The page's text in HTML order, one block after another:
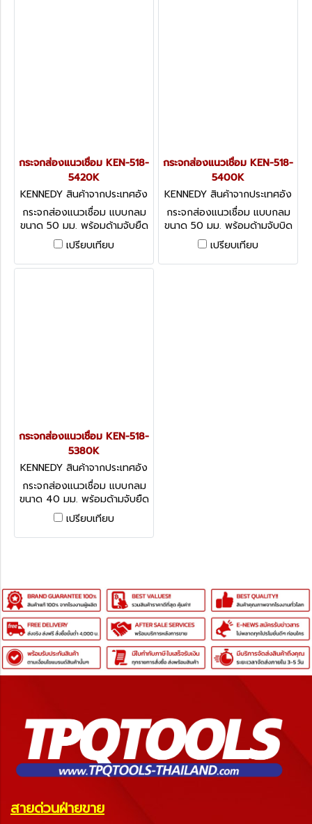
กระจกส่องแนวเชื่อม KEN-518-
5420K
KENNEDY สินค้าจากประเทศอัง
กฤษ KEN-518-5420K
กระจกส่องแนวเชื่อม แบบกลม
ขนาด 50 มม. พร้อมด้ามจับยืด
หดได้ KENNEDY ADJ
TELESCOPIC 2" DIA
INSPECTION MIRROR
เปรียบเทียบ
กระจกส่องแนวเชื่อม KEN-518-
5400K
KENNEDY สินค้าจากประเทศอัง
กฤษ KEN-518-5400K
กระจกส่องแนวเชื่อม แบบกลม
ขนาด 50 มม. พร้อมด้ามจับบิด
ดัดได้ KENNEDY FLEXIBLE
STEM 2" DIA INSPECTION
MIRROR
เปรียบเทียบ
กระจกส่องแนวเชื่อม KEN-518-
5380K
KENNEDY สินค้าจากประเทศอัง
กฤษ KEN-518-5380K
กระจกส่องแนวเชื่อม แบบกลม
ขนาด 40 มม. พร้อมด้ามจับยืด
หดได้ KENNEDY ADJ
TELESCOPIC 1.1/4" DIA
INSPEC. MIRROR
เปรียบเทียบ
สายด่วนฝ่ายขาย